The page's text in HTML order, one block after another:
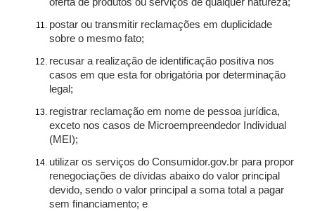
oferta de produtos ou serviços de qualquer natureza;
postar ou transmitir reclamações em duplicidade
sobre o mesmo fato;
recusar a realização de identificação positiva nos
casos em que esta for obrigatória por determinação
legal;
registrar reclamação em nome de pessoa jurídica,
exceto nos casos de Microempreendedor Individual
(MEI);
utilizar os serviços do Consumidor.gov.br para propor
renegociações de dívidas abaixo do valor principal
devido, sendo o valor principal a soma total a pagar
sem financiamento; e